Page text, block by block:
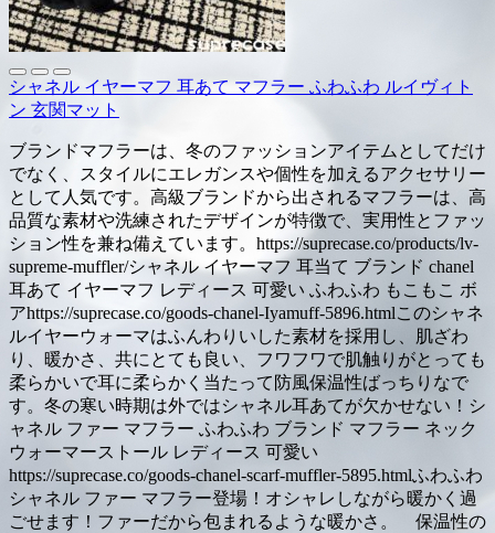
シャネル イヤーマフ 耳あて マフラー ふわふわ ルイヴィト
ン 玄関マット
ブランドマフラーは、冬のファッションアイテムとしてだけ
でなく、スタイルにエレガンスや個性を加えるアクセサリー
として人気です。高級ブランドから出されるマフラーは、高
品質な素材や洗練されたデザインが特徴で、実用性とファッ
ション性を兼ね備えています。https://suprecase.co/products/lv-
supreme-muffler/シャネル イヤーマフ 耳当て ブランド chanel
耳あて イヤーマフ レディース 可愛い ふわふわ もこもこ ボ
アhttps://suprecase.co/goods-chanel-Iyamuff-5896.htmlこのシャネ
ルイヤーウォーマはふんわりいした素材を採用し、肌ざわ
り、暖かさ、共にとても良い、フワフワで肌触りがとっても
柔らかいで耳に柔らかく当たって防風保温性ばっちりなで
す。冬の寒い時期は外ではシャネル耳あてが欠かせない！シ
ャネル ファー マフラー ふわふわ ブランド マフラー ネック
ウォーマーストール レディース 可愛い
https://suprecase.co/goods-chanel-scarf-muffler-5895.htmlふわふわ
シャネル ファー マフラー登場！オシャレしながら暖かく過
ごせます！ファーだから包まれるような暖かさ。 保温性の